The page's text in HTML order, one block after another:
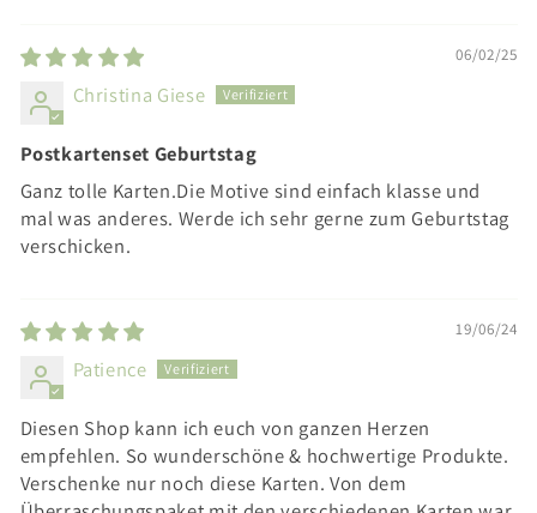
06/02/25
Christina Giese
Postkartenset Geburtstag
Ganz tolle Karten.Die Motive sind einfach klasse und
mal was anderes. Werde ich sehr gerne zum Geburtstag
verschicken.
19/06/24
Patience
Diesen Shop kann ich euch von ganzen Herzen
empfehlen. So wunderschöne & hochwertige Produkte.
Verschenke nur noch diese Karten. Von dem